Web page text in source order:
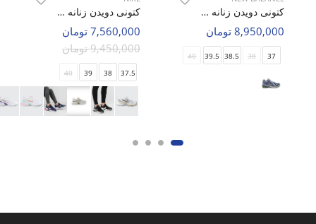
کتونی دویدن زنانه نیو بالانس 1906R W
8,950,000 تومان
37
38
38.5
39.5
40
کتونی دویدن زنانه نایک Nike V2K Run W
7,560,000 تومان
9,450,000 تومان
37.5
38
39
40